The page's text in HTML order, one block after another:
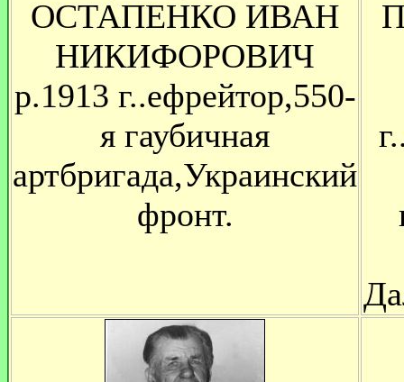
ОСТАПЕНКО ИВАН
НИКИФОРОВИЧ
р.1913 г..ефрейтор,550-
я гаубичная
артбригада,Украинский
фронт.